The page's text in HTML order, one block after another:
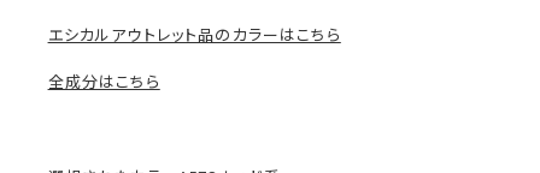
エシカルアウトレット品のカラーはこちら
全成分はこちら